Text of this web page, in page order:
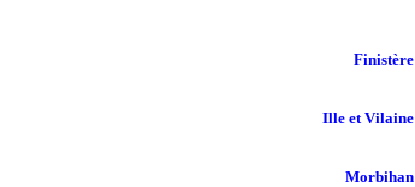
Finistère
Ille et Vilaine
Morbihan